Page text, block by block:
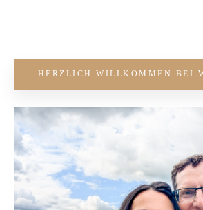
HERZLICH WILLKOMMEN BEI